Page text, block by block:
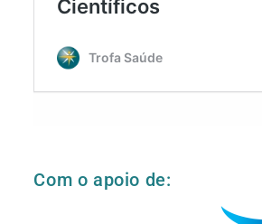
Com o apoio de: